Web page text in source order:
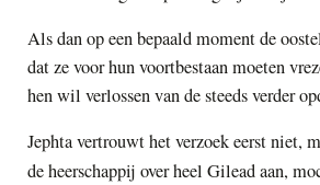
Als dan op een bepaald moment de
dat ze voor hun voortbestaan moeten
hen wil verlossen van de steeds verder
Jephta vertrouwt het verzoek eerst niet,
de heerschappij over heel Gilead aan,